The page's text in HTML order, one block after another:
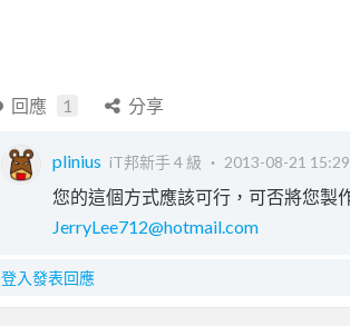
回應 1 分享
plinius iT邦新手 4 級 ‧ 2013-08-21
您的這個方式應該可行，可否將您製
JerryLee712@hotmail.com
登入發表回應